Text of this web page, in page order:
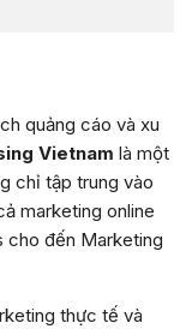
quảng cáo và xu
Vietnam là một
chỉ tập trung vào
marketing online
cho đến Marketing
thực tế và